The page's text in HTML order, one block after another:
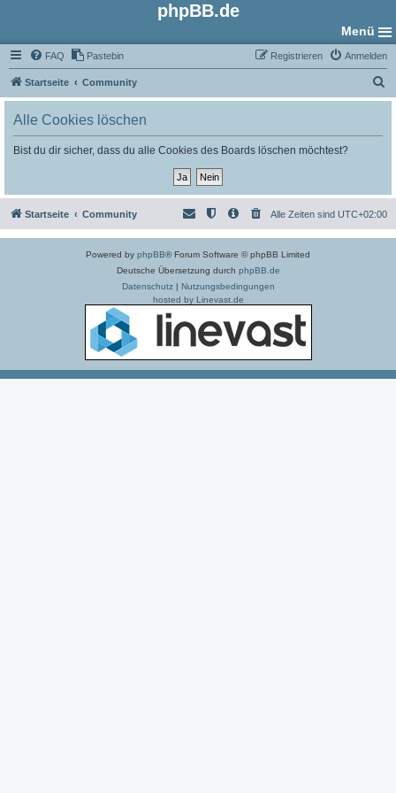
phpBB.de
Menü
FAQ Pastebin Anmelden
Registrieren
Startseite Community
u
Alle Cookies löschen
Bist du dir sicher, dass du alle Cookies des Boards löschen möchtest?
Startseite Community Alle Zeiten sind UTC+02:00
Powered by phpBB® Forum Software © phpBB Limited
Deutsche Übersetzung durch phpBB.de
Datenschutz| Nutzungsbedingungen
hosted by Linevast.de